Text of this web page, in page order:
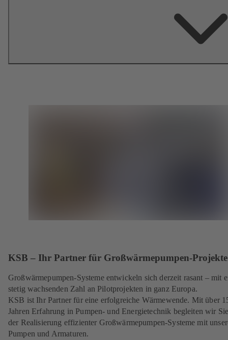
KSB – Ihr Partner für Großwärmepumpen-Projekte
Großwärmepumpen-Systeme entwickeln sich derzeit rasant – mit
stetig wachsenden Zahl an Pilotprojekten in ganz Europa.
KSB ist Ihr Partner für eine erfolgreiche Wärmewende. Mit über
Jahren Erfahrung in Pumpen- und Energietechnik begleiten wir
der Realisierung effizienter Großwärmepumpen-Systeme mit
Pumpen und Armaturen.